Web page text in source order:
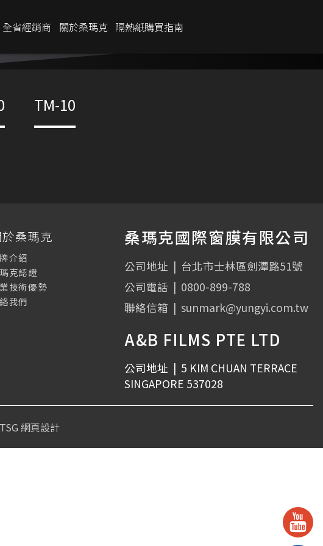
全省經銷商 關於桑瑪克 隔熱紙購買指南
35%
TM-10
桑瑪克國際窗膜有限公司
公司地址 | 台北市士林區劍潭路51號
公司電話 | 0800-899-788
聯絡信箱 | sunmark@yungyi.com.tw
A&B FILMS PTE LTD
公司地址 | 5 KIM CHUAN TERRACE
SINGAPORE 537028
桑瑪克
介紹
克認證
技術優勢
我們
TSG 網頁設計